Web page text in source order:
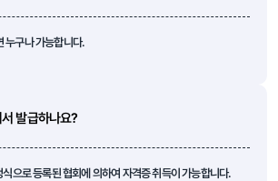
누구나 가능합니다.
발급하나요?
으로 등록된 협회에 의하여 자격증 취득이 가능합니다.